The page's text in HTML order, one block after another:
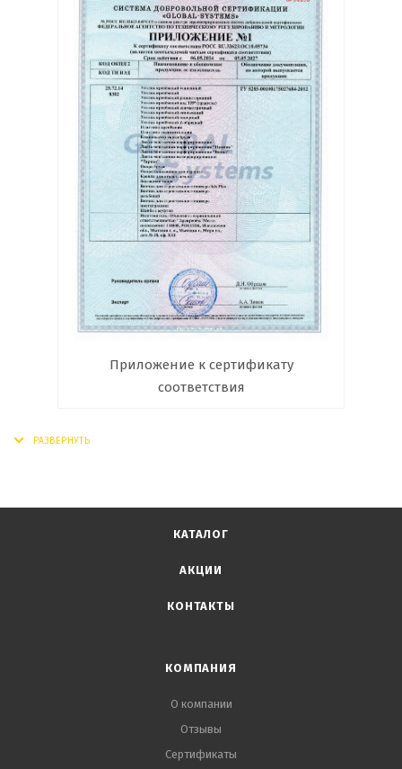
Приложение к сертификату
соответствия
КАТАЛОГ
АКЦИИ
КОНТАКТЫ
КОМПАНИЯ
О компании
Отзывы
Сертификаты